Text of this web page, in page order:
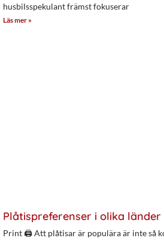
husbilsspekulant främst fokuserar
Läs mer »
Plåtispreferenser i olika länder
Print 🖨 Att plåtisar är populära är inte så